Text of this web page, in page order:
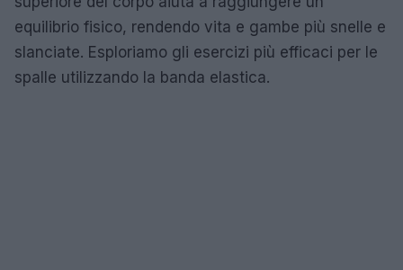
equilibrio fisico, rendendo vita e gambe più snelle e
slanciate. Esploriamo gli esercizi più efficaci per le
spalle utilizzando la banda elastica.